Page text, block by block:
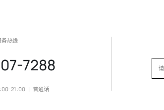
务热线
7288
21:00 ｜ 普通话